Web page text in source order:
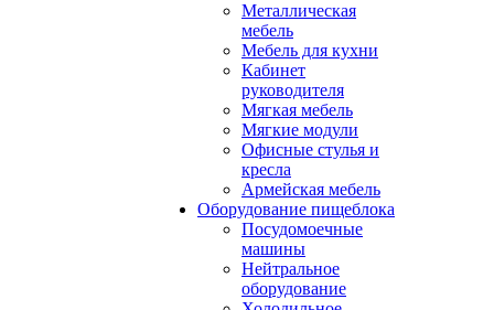
Металлическая
мебель
Мебель для кухни
Кабинет
руководителя
Мягкая мебель
Мягкие модули
Офисные стулья и
кресла
Армейская мебель
Оборудование пищеблока
Посудомоечные
машины
Нейтральное
оборудование